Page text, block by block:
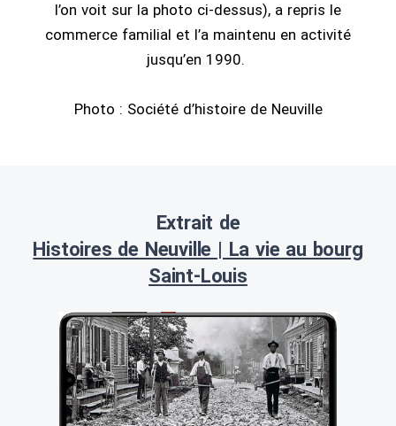
l’on voit sur la photo ci-dessus), a repris le
commerce familial et l’a maintenu en activité
jusqu’en 1990.
Photo : Société d’histoire de Neuville
Extrait de
Histoires de Neuville | La vie au bourg
Saint-Louis